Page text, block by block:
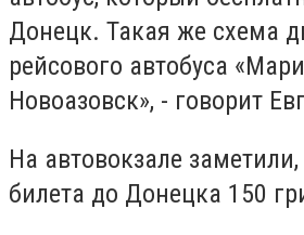
Донецк. Такая же схема
рейсового автобуса
Новоазовск», - говорит
На автовокзале
билета до Донецка 150